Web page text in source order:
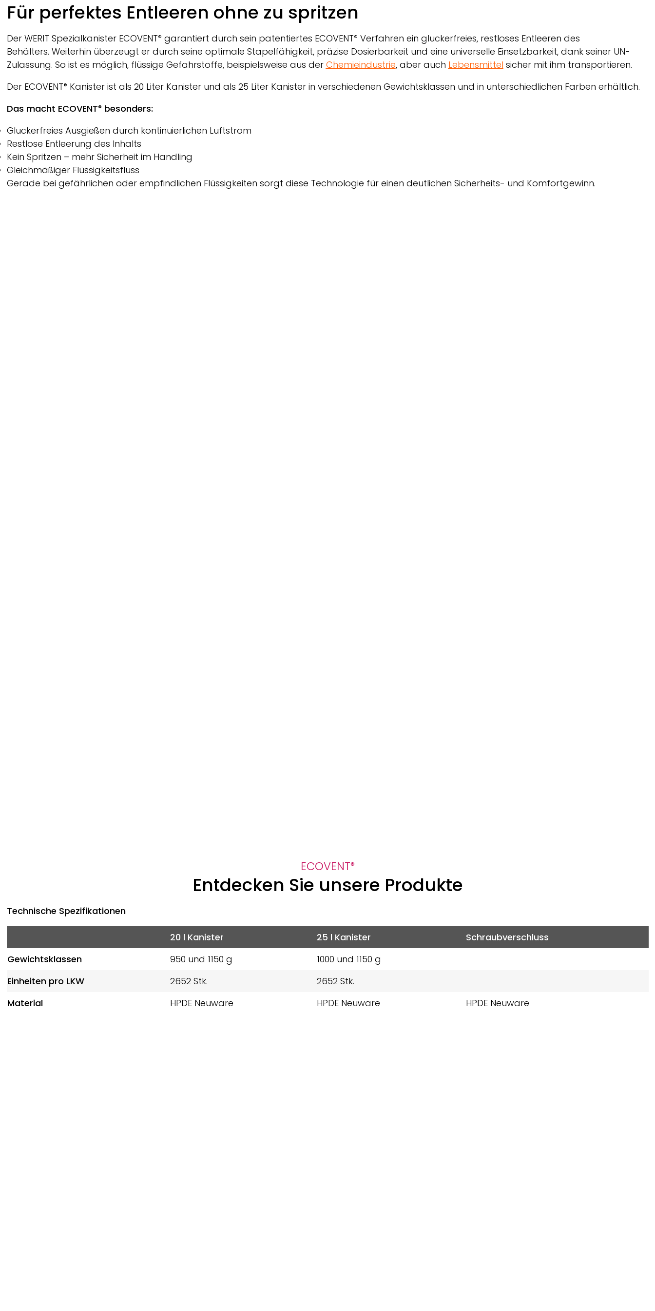
Breadcrumb
Für perfektes Entleeren ohne zu spritzen
Der WERIT SpezialkanisterECOVENT® garantiert durch sein patentiertes ECOVENT® Verfahren ein gluckerfreies, restloses Entleeren des
Behälters. Weiterhin überzeugt er durch seine optimale Stapelfähigkeit, präzise Dosierbarkeit und eine universelle Einsetzbarkeit, dank seiner UN-
Zulassung. So ist es möglich, flüssige Gefahrstoffe, beispielsweise aus der Chemieindustrie, aber auch Lebensmittel sicher mit ihm transportieren.
DerECOVENT® Kanister ist als 20 Liter Kanister und als 25 Liter Kanister in verschiedenen Gewichtsklassen und in unterschiedlichen Farben erhältlich.
Das macht ECOVENT® besonders:
Gluckerfreies Ausgießen durch kontinuierlichen Luftstrom
Restlose Entleerung des Inhalts
Kein Spritzen – mehr Sicherheit im Handling
Gleichmäßiger Flüssigkeitsfluss
Gerade bei gefährlichen oder empfindlichen Flüssigkeiten sorgt diese Technologie für einen deutlichen Sicherheits- und Komfortgewinn.
ECOVENT®
Entdecken Sie unsere Produkte
Technische Spezifikationen
20 l Kanister 25 l Kanister
Schraubverschluss
Gewichtsklassen
950 und 1150 g
1000 und 1150 g
Einheiten pro LKW
2652 Stk.
2652 Stk.
Material
HPDE Neuware HPDE Neuware HPDE Neuware